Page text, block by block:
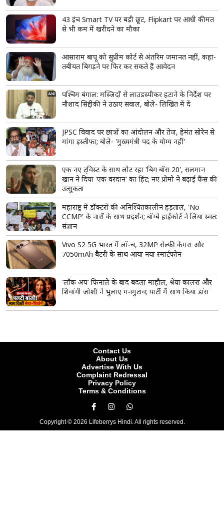
43 इंच Smart TV पर बड़ी छूट, Flipkart पर आधी कीमत
से भी कम में खरीदने का मौका
आसाराम बापू को सुप्रीम कोर्ट से अंतरिम जमानत नहीं, कहा-
तबीयत बिगड़ने पर फिर कर सकते हैं आवेदन
पश्चिम बंगाल: मस्जिदों से लाउडस्पीकर हटाने के निर्देश पर
नौशाद सिद्दीकी ने उठाए सवाल, बोले- लिखित में दें
JPSC विवाद पर छात्रों का आंदोलन और तेज, हेमंत सोरेन से
मांगा इस्तीफा; बोले- 'मुख्यमंत्री पद के योग्य नहीं'
एक नए ट्विस्ट के साथ लौट रहा 'बिग बॉस 20', सलमान
खान ने दिया 'एक वरदान' का हिंट; नए प्रोमो ने बढ़ाई फैंस की
उत्सुकता
महाराष्ट्र में डॉक्टरों की अनिश्चितकालीन हड़ताल, 'No
CCMP' के नारों के साथ प्रदर्शन; बॉम्बे हाईकोर्ट ने लिया स्वत:
संज्ञान
Vivo S2 5G भारत में लॉन्च, 32MP सेल्फी कैमरा और
7050mAh बैटरी के साथ आया नया स्मार्टफोन
'लॉक अप' फिनाले के बाद बदला माहौल, श्रेया कालरा और
शिवांगी जोशी ने भुलाए मनमुटाव; पार्टी में साथ किया डांस
Contact Us
About Us
Advertise With Us
Complaint Redressal
Privacy Policy
Terms & Conditions
Copyright © 2026 Lifeberrys Hindi. All rights reserved.